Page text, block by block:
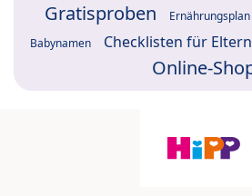
Gratisproben Ernährungsplan
Babynamen Checklisten für Eltern
Online-